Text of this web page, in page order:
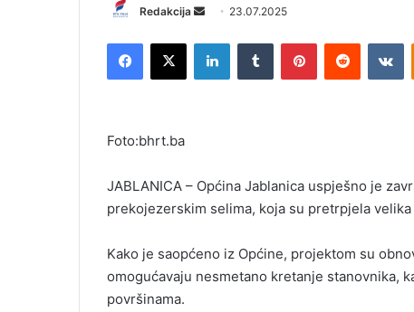
Redakcija
n
d
a
i
23.07.2025
Foto:bhrt.ba
JABLANICA – Općina Jablanica uspješno je
prekojezerskim selima, koja su pretrpjela
Kako je saopćeno iz Općine, projektom su
omogućavaju nesmetano kretanje stanovnika,
površinama.